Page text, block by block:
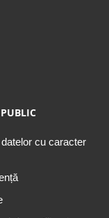
cu caracter